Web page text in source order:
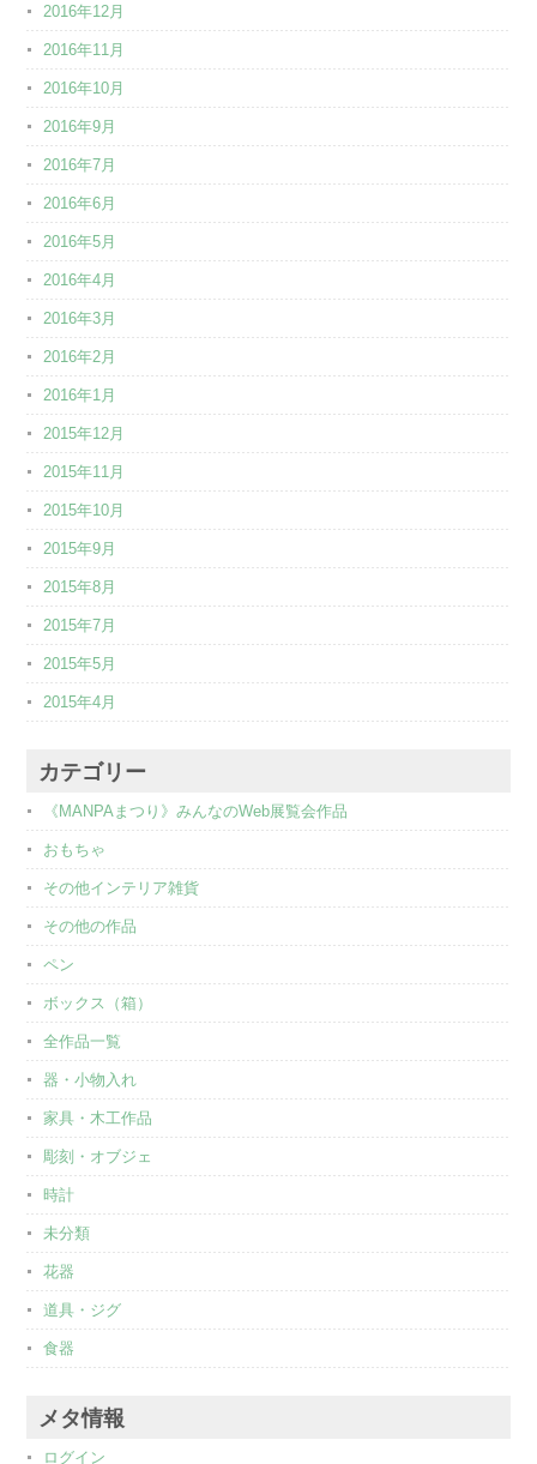
2016年12月
2016年11月
2016年10月
2016年9月
2016年7月
2016年6月
2016年5月
2016年4月
2016年3月
2016年2月
2016年1月
2015年12月
2015年11月
2015年10月
2015年9月
2015年8月
2015年7月
2015年5月
2015年4月
カテゴリー
《MANPAまつり》みんなのWeb展覧会作品
おもちゃ
その他インテリア雑貨
その他の作品
ペン
ボックス（箱）
全作品一覧
器・小物入れ
家具・木工作品
彫刻・オブジェ
時計
未分類
花器
道具・ジグ
食器
メタ情報
ログイン